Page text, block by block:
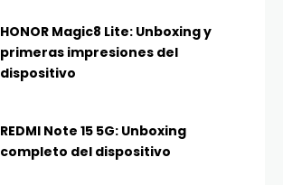
HONOR Magic8 Lite: Unboxing y
primeras impresiones del
dispositivo
REDMI Note 15 5G: Unboxing
completo del dispositivo